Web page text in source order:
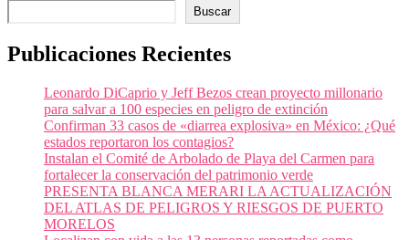
Buscar
Publicaciones Recientes
Leonardo DiCaprio y Jeff Bezos crean proyecto millonario
para salvar a 100 especies en peligro de extinción
Confirman 33 casos de «diarrea explosiva» en México: ¿Qué
estados reportaron los contagios?
Instalan el Comité de Arbolado de Playa del Carmen para
fortalecer la conservación del patrimonio verde
PRESENTA BLANCA MERARI LA ACTUALIZACIÓN
DEL ATLAS DE PELIGROS Y RIESGOS DE PUERTO
MORELOS